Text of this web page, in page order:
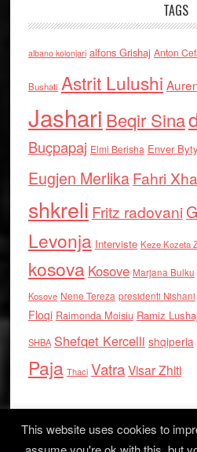
TAGS
albano kolonjari alfons Grishaj Anton
Bushati Astrit Lulushi
Jashari Beqir Sina
Buçpapaj Elmi Berisha Enver
Eugjen MerlikaFahri
shkreli Fritz radovani
Levonja Interviste Keze Kozeta
kosova Kosove Marjana Bulku
Kosove Nene Tereza presidenti Nishani
Floqi Raimonda Moisiu Ramiz
SHBA Shefqet Kercelli shqiperia
Paja Thaci VatraVisar Zhiti
This website uses cookies to